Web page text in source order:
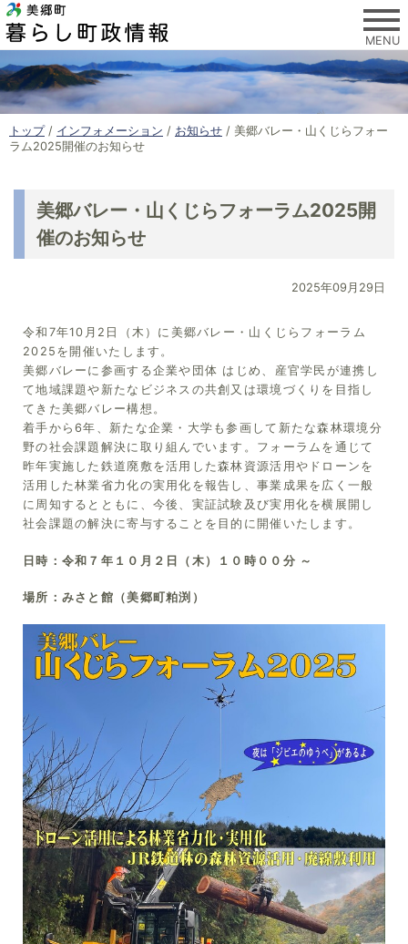
このページの本文へ
MENU
現
在
置
トップ/ インフォメーション / お知らせ / 美郷バレー・山くじらフォー
ラム2025開催のお知らせ
美郷バレー・山くじらフォーラム2025開
催のお知らせ
2025年09月29日
令和7年10月2日（木）に美郷バレー・山くじらフォーラム
2025を開催いたします。
美郷バレーに参画する企業や団体 はじめ、産官学民が連携し
て地域課題や新たなビジネスの共創又は環境づくりを目指し
てきた美郷バレー構想。
着手から6年、新たな企業・大学も参画して新たな森林環境分
野の社会課題解決に取り組んでいます。フォーラムを通じて
昨年実施した鉄道廃敷を活用した森林資源活用やドローンを
活用した林業省力化の実用化を報告し、事業成果を広く一般
に周知するとともに、今後、実証試験及び実用化を横展開し
社会課題の解決に寄与することを目的に開催いたします。
日時：令和７年１０月２日（木）１０時００分 ～
場所：みさと館（美郷町粕渕）